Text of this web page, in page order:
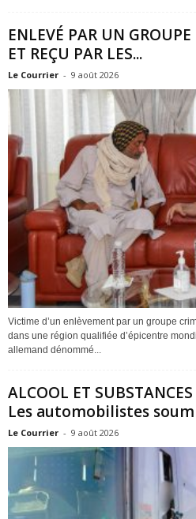
ENLEVÉ PAR UN
ET REÇU PAR LES...
Le Courrier - 9 août 2026
Victime d’un enlèvement par un groupe
dans une région qualifiée d’épicentre
allemand dénommé...
ALCOOL ET
Les automobilistes
Le Courrier - 9 août 2026